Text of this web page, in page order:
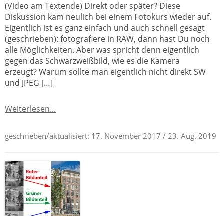
(Video am Textende) Direkt oder später? Diese
Diskussion kam neulich bei einem Fotokurs wieder auf.
Eigentlich ist es ganz einfach und auch schnell gesagt
(geschrieben): fotografiere in RAW, dann hast Du noch
alle Möglichkeiten. Aber was spricht denn eigentlich
gegen das Schwarzweißbild, wie es die Kamera
erzeugt? Warum sollte man eigentlich nicht direkt SW
und JPEG […]
Weiterlesen...
geschrieben/aktualisiert: 17. November 2017 / 23. Aug. 2019